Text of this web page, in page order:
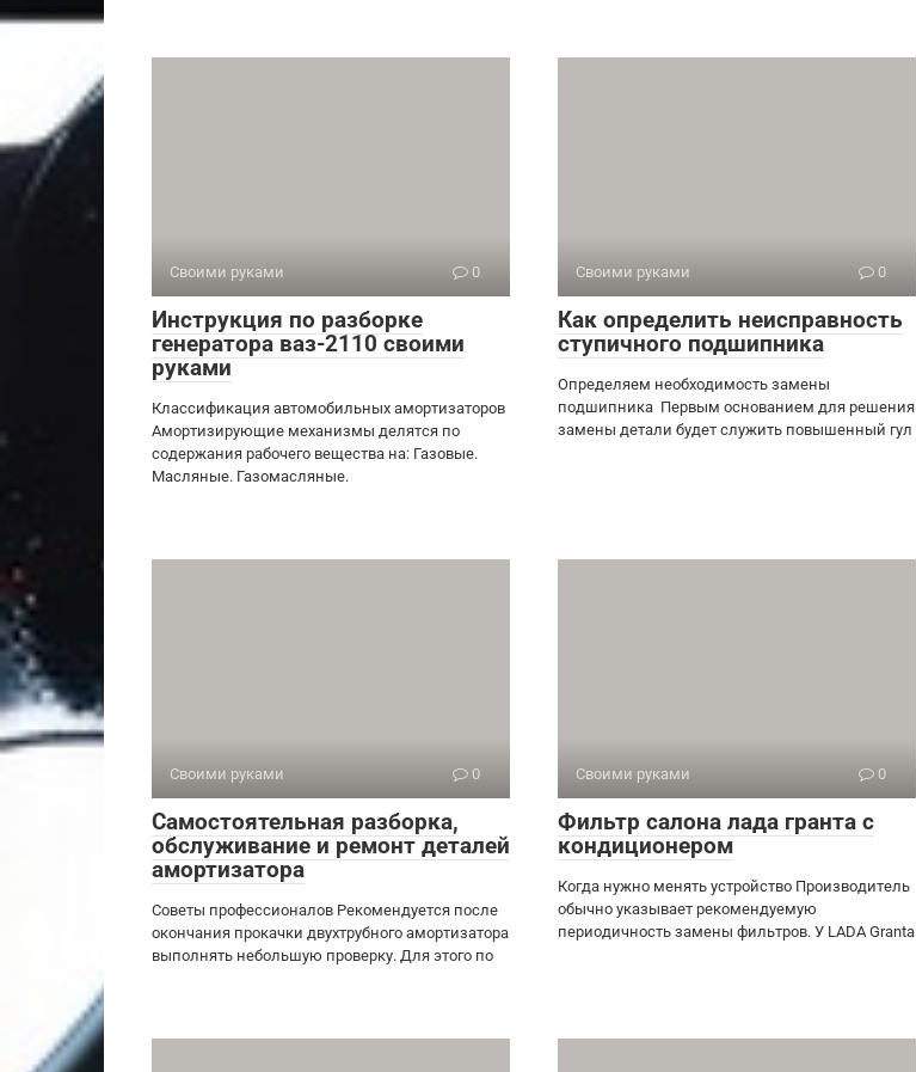
Своими руками 0
Инструкция по разборке
генератора ваз-2110 своими
руками
Классификация автомобильных амортизаторов
Амортизирующие механизмы делятся по
содержания рабочего вещества на: Газовые.
Масляные. Газомасляные.
Своими руками 0
Как определить неисправность
ступичного подшипника
Определяем необходимость замены
подшипника Первым основанием для решения
замены детали будет служить повышенный гул
Своими руками 0
Самостоятельная разборка,
обслуживание и ремонт деталей
амортизатора
Советы профессионалов Рекомендуется после
окончания прокачки двухтрубного амортизатора
выполнять небольшую проверку. Для этого по
Своими руками 0
Фильтр салона лада гранта с
кондиционером
Когда нужно менять устройство Производитель
обычно указывает рекомендуемую
периодичность замены фильтров. У LADA Granta